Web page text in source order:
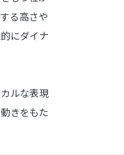
る高さや
にダイナ
ルな表現
きをもた